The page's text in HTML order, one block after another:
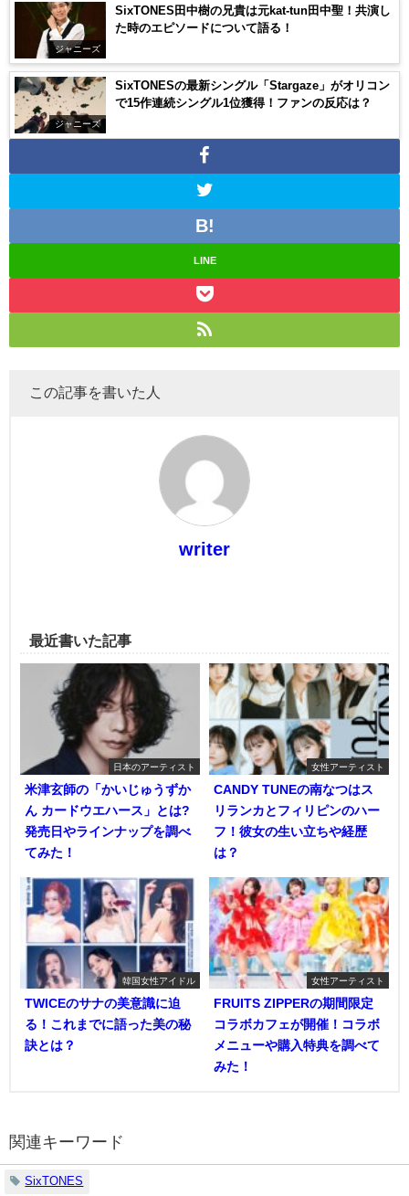
ジャニーズ
SixTONES田中樹の兄貴は元kat-tun田中聖！共演し
た時のエピソードについて語る！
ジャニーズ
SixTONESの最新シングル「Stargaze」がオリコン
で15作連続シングル1位獲得！ファンの反応は？
LINE
この記事を書いた人
writer
最近書いた記事
日本のアーティスト
米津玄師の「かいじゅうずか
ん カードウエハース」とは?
発売日やラインナップを調べ
てみた！
女性アーティスト
CANDY TUNEの南なつはス
リランカとフィリピンのハー
フ！彼女の生い立ちや経歴
は？
韓国女性アイドル
TWICEのサナの美意識に迫
る！これまでに語った美の秘
訣とは？
女性アーティスト
FRUITS ZIPPERの期間限定
コラボカフェが開催！コラボ
メニューや購入特典を調べて
みた！
関連キーワード
SixTONES